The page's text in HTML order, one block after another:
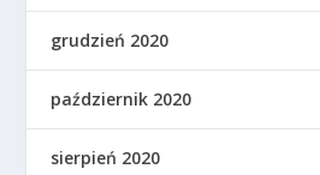
grudzień 2020
październik 2020
sierpień 2020